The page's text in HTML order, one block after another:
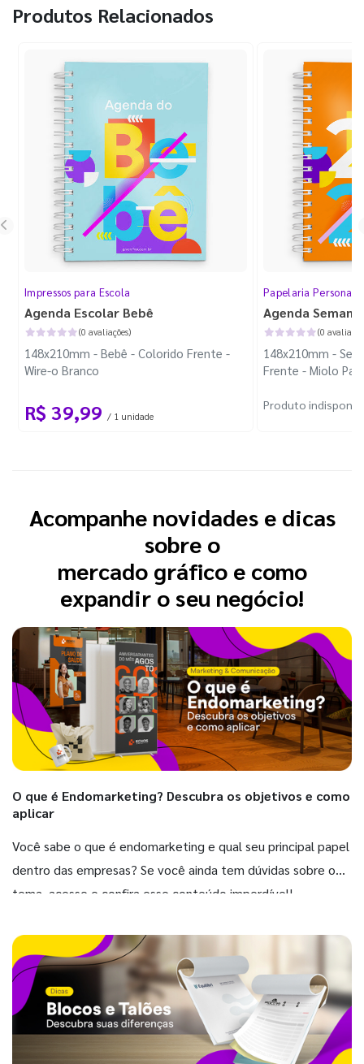
Produtos Relacionados
Impressos para Escola
Agenda Escolar Bebê
(0 avaliações)
148x210mm - Bebê - Colorido Frente -
Wire-o Branco
R$ 39,99 / 1 unidade
Papelaria
Agenda Semanal
(0
148x210mm -
Frente - Miolo
Produto
Acompanhe novidades e dicas
sobre o
mercado gráfico e como
expandir o seu negócio!
O que é Endomarketing? Descubra os objetivos e como
aplicar
Você sabe o que é endomarketing e qual seu principal papel
dentro das empresas? Se você ainda tem dúvidas sobre o
tema, acesse e confira esse conteúdo imperdível!